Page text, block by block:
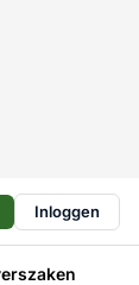
Inloggen